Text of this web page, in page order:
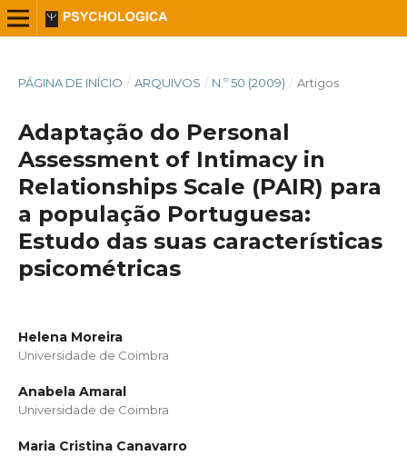
PÁGINA DE INÍCIO / ARQUIVOS / N.º 50 (2009) / Artigos
Adaptação do Personal
Assessment of Intimacy in
Relationships Scale (PAIR) para
a população Portuguesa:
Estudo das suas características
psicométricas
Helena Moreira
Universidade de Coimbra
Anabela Amaral
Universidade de Coimbra
Maria Cristina Canavarro